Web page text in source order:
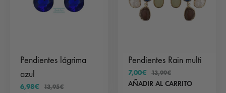
Pendientes lágrima
azul
6,98€ 13,95€
Pendientes Rain multi
7,00€ 13,99€
AÑADIR AL CARRITO